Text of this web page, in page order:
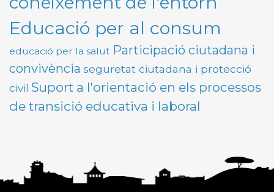
Educació per al consum
educació per la salut Participació ciutadana i
convivència seguretat ciutadana i protecció
civil Suport a l'orientació en els processos
de transició educativa i laboral